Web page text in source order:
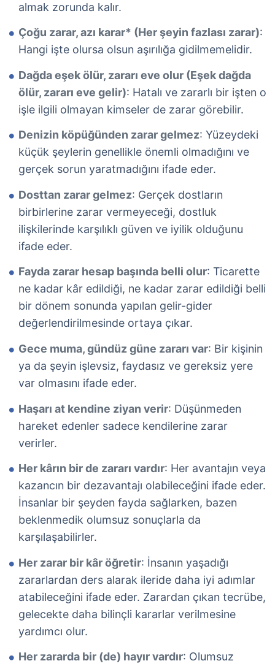
almak zorunda kalır.
Çoğu zarar, azı karar* (Her şeyin fazlası zarar):
Hangi işte olursa olsun aşırılığa gidilmemelidir.
Dağda eşek ölür, zararı eve olur (Eşek dağda
ölür, zararı eve gelir): Hatalı ve zararlı bir işten o
işle ilgili olmayan kimseler de zarar görebilir.
Denizin köpüğünden zarar gelmez: Yüzeydeki
küçük şeylerin genellikle önemli olmadığını ve
gerçek sorun yaratmadığını ifade eder.
Dosttan zarar gelmez: Gerçek dostların
birbirlerine zarar vermeyeceği, dostluk
ilişkilerinde karşılıklı güven ve iyilik olduğunu
ifade eder.
Fayda zarar hesap başında belli olur: Ticarette
ne kadar kâr edildiği, ne kadar zarar edildiği belli
bir dönem sonunda yapılan gelir-gider
değerlendirilmesinde ortaya çıkar.
Gece muma, gündüz güne zararı var: Bir kişinin
ya da şeyin işlevsiz, faydasız ve gereksiz yere
var olmasını ifade eder.
Haşarı at kendine ziyan verir: Düşünmeden
hareket edenler sadece kendilerine zarar
verirler.
Her kârın bir de zararı vardır: Her avantajın veya
kazancın bir dezavantajı olabileceğini ifade eder.
İnsanlar bir şeyden fayda sağlarken, bazen
beklenmedik olumsuz sonuçlarla da
karşılaşabilirler.
Her zarar bir kâr öğretir: İnsanın yaşadığı
zararlardan ders alarak ileride daha iyi adımlar
atabileceğini ifade eder. Zarardan çıkan tecrübe,
gelecekte daha bilinçli kararlar verilmesine
yardımcı olur.
Her zararda bir (de) hayır vardır: Olumsuz